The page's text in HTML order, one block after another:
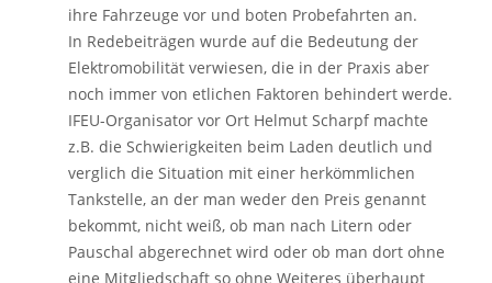
ihre Fahrzeuge vor und boten Probefahrten an.
In Redebeiträgen wurde auf die Bedeutung der
Elektromobilität verwiesen, die in der Praxis aber
noch immer von etlichen Faktoren behindert werde.
IFEU-Organisator vor Ort Helmut Scharpf machte
z.B. die Schwierigkeiten beim Laden deutlich und
verglich die Situation mit einer herkömmlichen
Tankstelle, an der man weder den Preis genannt
bekommt, nicht weiß, ob man nach Litern oder
Pauschal abgerechnet wird oder ob man dort ohne
eine Mitgliedschaft so ohne Weiteres überhaupt